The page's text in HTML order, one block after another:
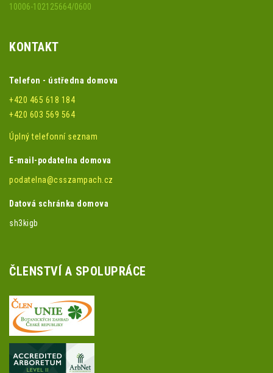
10006-102125664/0600
KONTAKT
Telefon - ústředna domova
+420 465 618 184
+420 603 569 564
Úplný telefonní seznam
E-mail-podatelna domova
podatelna@csszampach.cz
Datová schránka domova
sh3kigb
ČLENSTVÍ A SPOLUPRÁCE